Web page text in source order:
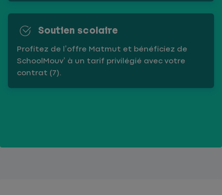
Soutien scolaire
Profitez de l’offre Matmut et bénéficiez de
SchoolMouv’ à un tarif privilégié avec votre
contrat (7).